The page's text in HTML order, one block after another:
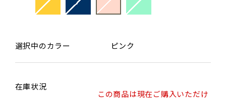
選択中のカラー ピンク
在庫状況
この商品は現在ご購入いただけ